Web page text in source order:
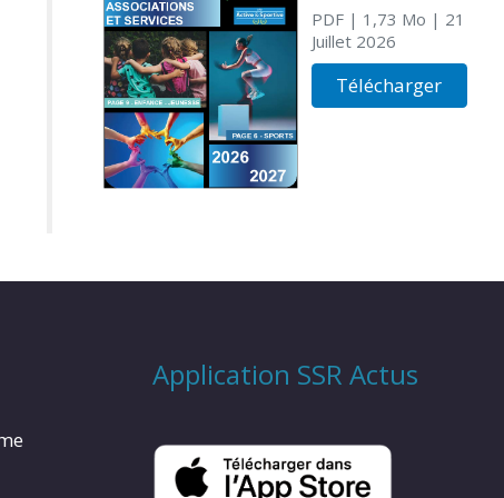
PDF| 1,73 Mo | 21
Juillet 2026
Télécharger
Application SSR Actus